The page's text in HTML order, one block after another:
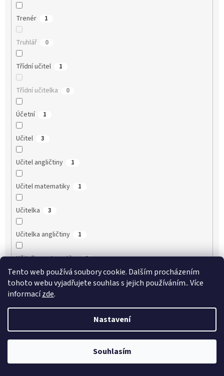
Tento web používá soubory cookie. Dalším procházením
tohoto webu vyjadřujete souhlas s jejich používáním.. Více
informacízde.
Nastavení
Souhlasím
Trenér 1
Truhlář 0
Třídní učitel 1
Třídní učitelka 0
Účetní 1
Učitel 3
Učitel angličtiny 1
Učitel matematiky 1
Učitelka 3
Učitelka angličtiny 1
Učitelka matematiky 1
Vědec 1
Voják 0
Záchranář 1